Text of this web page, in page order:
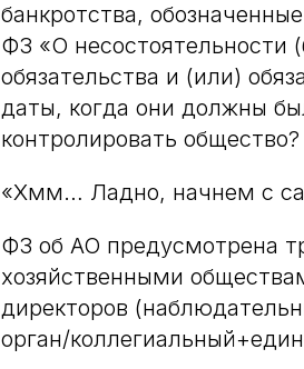
банкротства,
ФЗ «О несостоятельности
обязательства и (или)
даты, когда они должны
контролировать общество?
«Хмм… Ладно, начнем с
ФЗ об АО предусмотрена
хозяйственными
директоров
орган/